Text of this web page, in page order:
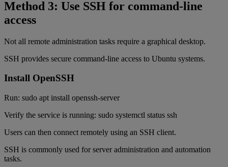
Method 3: Use SSH for command-line
access
Not all remote administration tasks require a graphical desktop.
SSH provides secure command-line access to Ubuntu systems.
Install OpenSSH
Run: sudo apt install openssh-server
Verify the service is running: sudo systemctl status ssh
Users can then connect remotely using an SSH client.
SSH is commonly used for server administration and automation
tasks.